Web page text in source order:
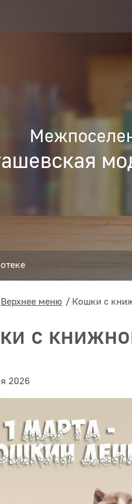
Верхнее меню Кошки с
с
2026